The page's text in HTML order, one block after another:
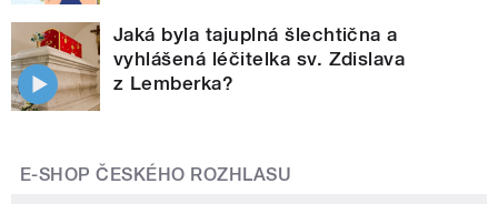
Jaká byla tajuplná šlechtična a
vyhlášená léčitelka sv. Zdislava
z Lemberka?
E-SHOP ČESKÉHO ROZHLASU